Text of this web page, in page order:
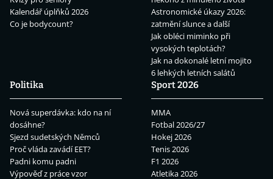
Kalendář úplňků 2026
Co je bodycount?
Astronomické úkazy 2026:
zatmění slunce a další
Jak obléci miminko při
vysokých teplotách?
Jak na dokonalé letní mojito
6 lehkých letních salátů
Politika
Nová superdávka: kdo na ní
dosáhne?
Sjezd sudetských Němců
Proč vláda zavádí EET?
Padni komu padni
Výpověď z práce vzor
Sport 2026
MMA
Fotbal 2026/27
Hokej 2026
Tenis 2026
F1 2026
Atletika 2026